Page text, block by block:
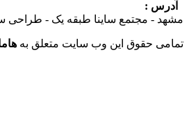
ساینا طبقه یک - طراحی سایت
این وب سایت متعلق بههامان وب